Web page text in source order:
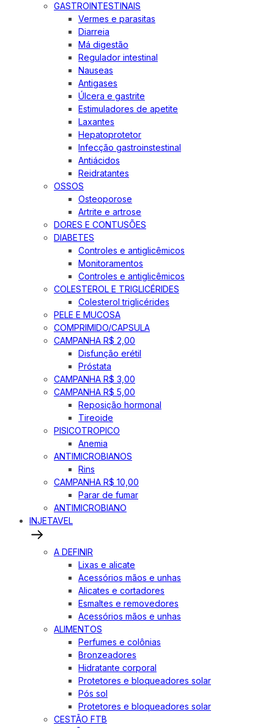
GASTROINTESTINAIS
Vermes e parasitas
Diarreia
Má digestão
Regulador intestinal
Nauseas
Antigases
Úlcera e gastrite
Estimuladores de apetite
Laxantes
Hepatoprotetor
Infecção gastroinstestinal
Antiácidos
Reidratantes
OSSOS
Osteoporose
Artrite e artrose
DORES E CONTUSÕES
DIABETES
Controles e antiglicêmicos
Monitoramentos
Controles e antiglicêmicos
COLESTEROL E TRIGLICÉRIDES
Colesterol triglicérides
PELE E MUCOSA
COMPRIMIDO/CAPSULA
CAMPANHA R$ 2,00
Disfunção erétil
Próstata
CAMPANHA R$ 3,00
CAMPANHA R$ 5,00
Reposição hormonal
Tireoide
PISICOTROPICO
Anemia
ANTIMICROBIANOS
Rins
CAMPANHA R$ 10,00
Parar de fumar
ANTIMICROBIANO
INJETAVEL
A DEFINIR
Lixas e alicate
Acessórios mãos e unhas
Alicates e cortadores
Esmaltes e removedores
Acessórios mãos e unhas
ALIMENTOS
Perfumes e colônias
Bronzeadores
Hidratante corporal
Protetores e bloqueadores solar
Pós sol
Protetores e bloqueadores solar
CESTÃO FTB